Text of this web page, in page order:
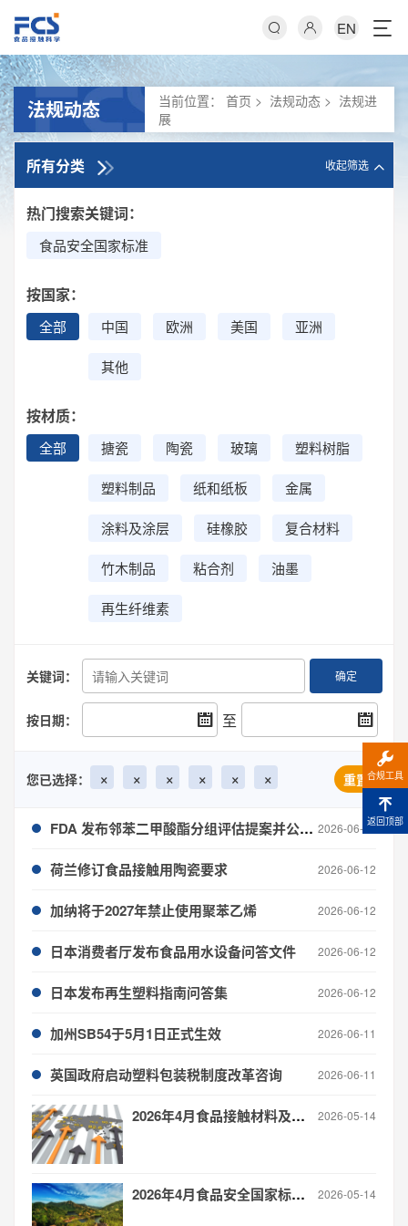
EN
法规动态 当前位置：首页 > 法规动态 > 法规进
展
所有分类 收起筛选
热门搜索关键词：
食品安全国家标准
按国家：
全部 中国 欧洲 美国 亚洲
其他
按材质：
全部 搪瓷 陶瓷 玻璃 塑料树脂
塑料制品 纸和纸板 金属
涂料及涂层 硅橡胶 复合材料
竹木制品 粘合剂 油墨
再生纤维素
关键词： 确定
按日期： 至
您已选择： × × × × × × 重置
FDA 发布邻苯二甲酸酯分组评估提案并公开征求意见 2026-06-12
荷兰修订食品接触用陶瓷要求 2026-06-12
加纳将于2027年禁止使用聚苯乙烯 2026-06-12
日本消费者厅发布食品用水设备问答文件 2026-06-12
日本发布再生塑料指南问答集 2026-06-12
加州SB54于5月1日正式生效 2026-06-11
英国政府启动塑料包装税制度改革咨询 2026-06-11
2026年4月食品接触材料及制品 全球法规更新信息汇总 2026-05-14
2026年4月食品安全国家标准食品接触材料产品标准制修订进度与概况 2026-05-14
合规工具
返回顶部